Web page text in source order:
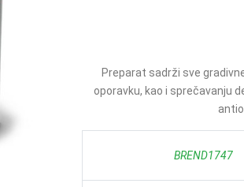
Preparat sadrži sve
oporavku, kao i sprečavanju
BREND1747